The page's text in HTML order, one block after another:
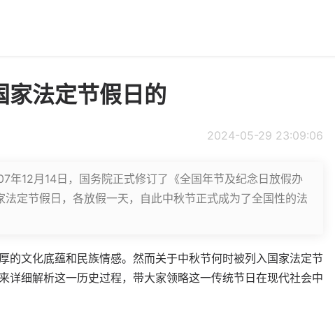
家法定节假日的
2024-05-29 23:09:06
年12月14日，国务院正式修订了《全国年节及纪念日放假办
定节假日，各放假一天，自此中秋节正式成为了全国性的法
的文化底蕴和民族情感。然而关于中秋节何时被列入国家法定节
详细解析这一历史过程，带大家领略这一传统节日在现代社会中